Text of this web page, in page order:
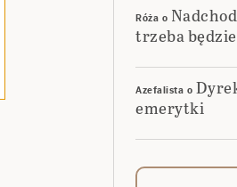
Róża o
trzeba
Azefalista o
emerytki